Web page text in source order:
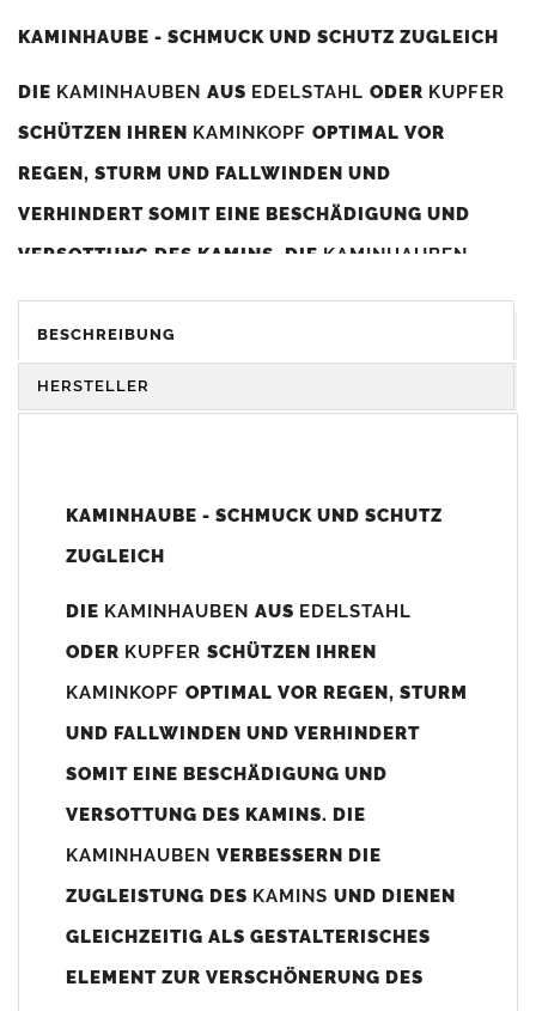
KAMINHAUBE - SCHMUCK UND SCHUTZ ZUGLEICH
DIE KAMINHAUBEN AUS EDELSTAHL ODER KUPFER
SCHÜTZEN IHREN KAMINKOPF OPTIMAL VOR
REGEN, STURM UND FALLWINDEN UND
VERHINDERT SOMIT EINE BESCHÄDIGUNG UND
VERSOTTUNG DES KAMINS. DIE KAMINHAUBEN
DIENEN GLEICHZEITIG ALS GESTALTERISCHES
ELEMENT ZUR VERSCHÖNERUNG DES BAUWERKS.
Unsere Maßangaben beziehen sich immer auf das
800mm x 740-800mm angefertigt (siehe Bild/Zeichnung unten).
angefertigt werden (bitte anfragen).
(siehe Bild/Zeichnung unten) angefertigt. Sollten die Bohrungen
nicht passen dann bitte "ohne"Bohrungen (Auswahlfeld)
bis 500mm Kaminbreite: Abstand vom Kaminrand ca.
80mm
BESCHREIBUNG
HERSTELLER
KAMINHAUBE - SCHMUCK UND SCHUTZ
ZUGLEICH
DIE KAMINHAUBEN AUS EDELSTAHL
ODER KUPFER SCHÜTZEN IHREN
KAMINKOPF OPTIMAL VOR REGEN, STURM
UND FALLWINDEN UND VERHINDERT
SOMIT EINE BESCHÄDIGUNG UND
VERSOTTUNG DES KAMINS. DIE
KAMINHAUBEN VERBESSERN DIE
ZUGLEISTUNG DES KAMINS UND DIENEN
GLEICHZEITIG ALS GESTALTERISCHES
ELEMENT ZUR VERSCHÖNERUNG DES